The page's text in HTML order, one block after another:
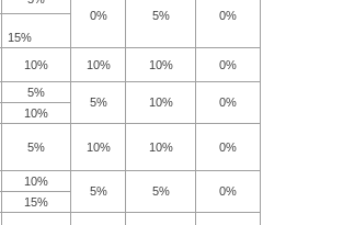
0%
5%
0%
15%
10% 10% 10% 0%
5%
5% 10%
0%
10%
5% 10% 10% 0%
10%
5% 5%
0%
15%